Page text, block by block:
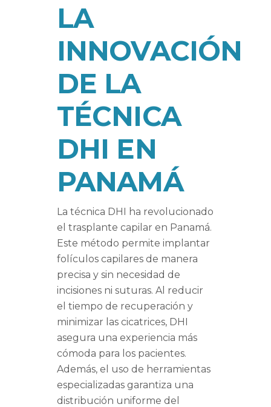
LA
INNOVACIÓN
DE LA
TÉCNICA
DHI EN
PANAMÁ
La técnica DHI ha revolucionado
el trasplante capilar en Panamá.
Este método permite implantar
folículos capilares de manera
precisa y sin necesidad de
incisiones ni suturas. Al reducir
el tiempo de recuperación y
minimizar las cicatrices, DHI
asegura una experiencia más
cómoda para los pacientes.
Además, el uso de herramientas
especializadas garantiza una
distribución uniforme del